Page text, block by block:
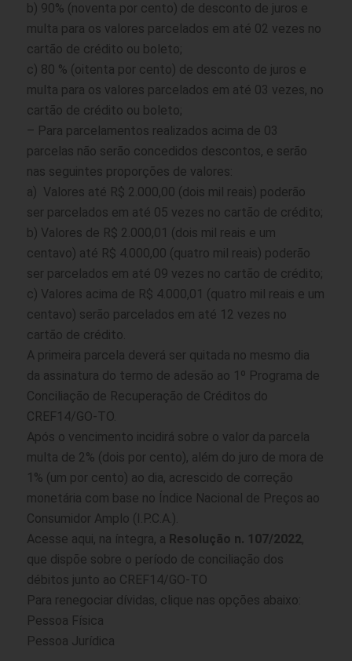
b) 90% (noventa por cento) de desconto de juros e
multa para os valores parcelados em até 02 vezes no
cartão de crédito ou boleto;
c) 80 % (oitenta por cento) de desconto de juros e
multa para os valores parcelados em até 03 vezes, no
cartão de crédito ou boleto;
– Para parcelamentos realizados acima de 03
parcelas não serão concedidos descontos, e serão
nas seguintes proporções de valores:
a) Valores até R$ 2.000,00 (dois mil reais) poderão
ser parcelados em até 05 vezes no cartão de crédito;
b) Valores de R$ 2.000,01 (dois mil reais e um
centavo) até R$ 4.000,00 (quatro mil reais) poderão
ser parcelados em até 09 vezes no cartão de crédito;
c) Valores acima de R$ 4.000,01 (quatro mil reais e um
centavo) serão parcelados em até 12 vezes no
cartão de crédito.
A primeira parcela deverá ser quitada no mesmo dia
da assinatura do termo de adesão ao 1º Programa de
Conciliação de Recuperação de Créditos do
CREF14/GO-TO.
Após o vencimento incidirá sobre o valor da parcela
multa de 2% (dois por cento), além do juro de mora de
1% (um por cento) ao dia, acrescido de correção
monetária com base no Índice Nacional de Preços ao
Consumidor Amplo (I.P.C.A.).
Acesse aqui, na íntegra, a Resolução n. 107/2022,
que dispõe sobre o período de conciliação dos
débitos junto ao CREF14/GO-TO
Para renegociar dívidas, clique nas opções abaixo:
Pessoa Física
Pessoa Jurídica